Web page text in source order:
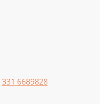
331 6689828